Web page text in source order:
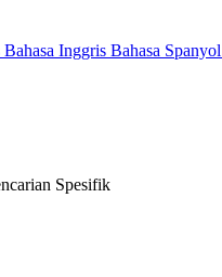
Bahasa Inggris Bahasa Spanyol
Spesifik